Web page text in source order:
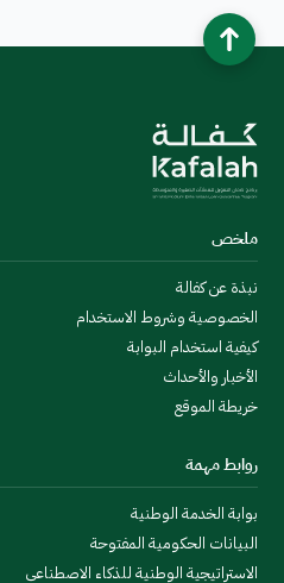
ملخص
نبذة عن كفالة
الخصوصية وشروط الاستخدام
كيفية استخدام البوابة
الأخبار والأحداث
خريطة الموقع
روابط مهمة
بوابة الخدمة الوطنية
البيانات الحكومية المفتوحة
الاستراتيجية الوطنية للذكاء الاصطناعي